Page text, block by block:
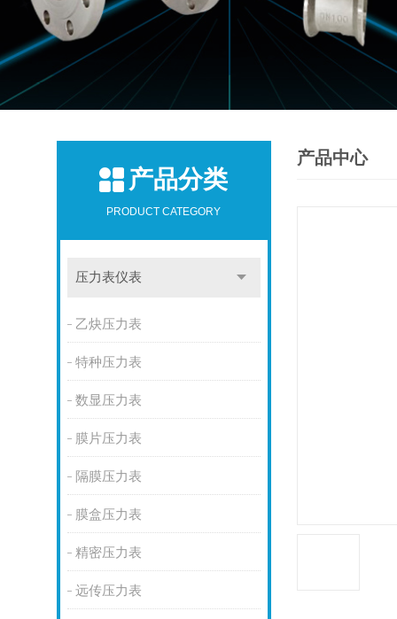
产品分类
PRODUCT CATEGORY
压力表仪表
乙炔压力表
特种压力表
数显压力表
膜片压力表
隔膜压力表
膜盒压力表
精密压力表
远传压力表
产品中心